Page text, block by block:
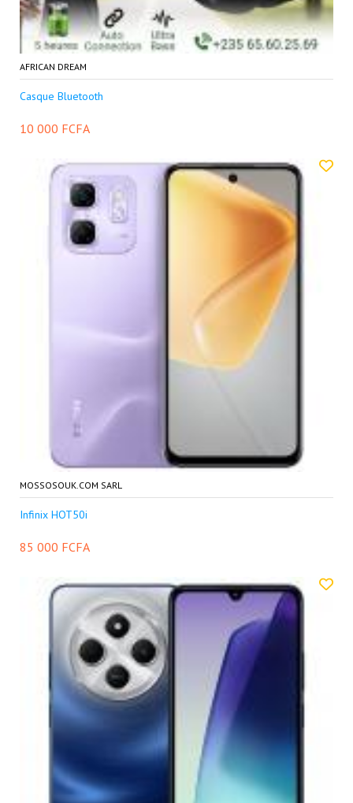
AFRICAN DREAM
Casque Bluetooth
10 000 FCFA
MOSSOSOUK.COM SARL
Infinix HOT50i
85 000 FCFA